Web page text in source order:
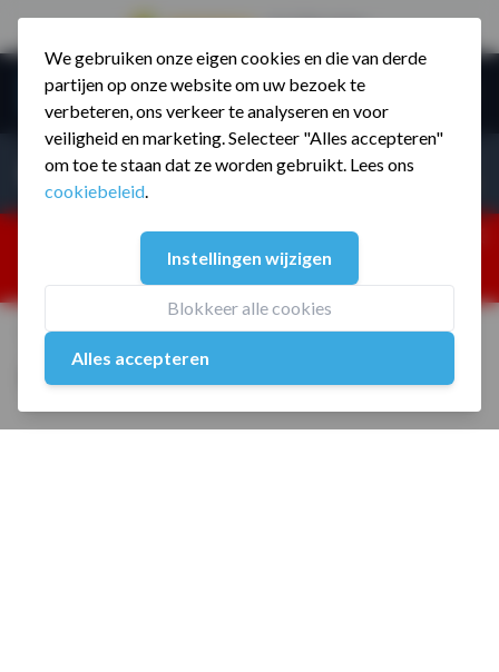
We gebruiken onze eigen cookies en die van derde
partijen op onze website om uw bezoek te
verbeteren, ons verkeer te analyseren en voor
veiligheid en marketing. Selecteer "Alles accepteren"
om toe te staan dat ze worden gebruikt. Lees ons
cookiebeleid.
Instellingen wijzigen
Blokkeer alle cookies
Alles accepteren
Ga naar de inhoud
Menu
Producten zoeken...
25% korting ivm vakantiesluiting. Gebruik code:
ZOMERMP. muv vloeren, fitnesstoestellen, boksartikelen,
zakelijk en dealer inlog. Verzending vanaf 19 aug.
Home / Mini Resistance Band Rood
Mini Resistance Band Rood